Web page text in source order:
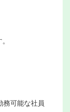
可能な社員